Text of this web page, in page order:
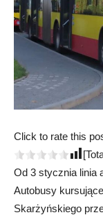
Click to rate this
Od 3 stycznia linia
Autobusy
Skarżyńskiego